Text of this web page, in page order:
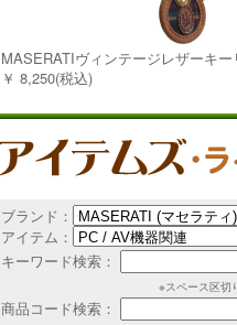
MASERATIヴィンテージレザーキー
￥ 8,250(税込)
ブランド：
アイテム：
キーワード検索：
※スペース区切
商品コード検索：